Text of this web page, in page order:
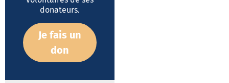
donateurs.
Je fais un
don